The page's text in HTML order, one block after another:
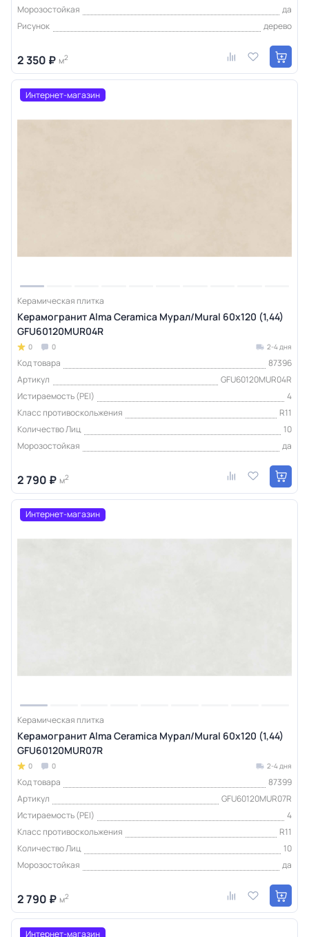
Морозостойкая
да
Рисунок
дерево
2 350 ₽ м2
Интернет-магазин
Керамическая плитка
Керамогранит Alma Ceramica Мурал/Mural 60х120 (1,44)
GFU60120MUR04R
0 0 2-4 дня
Код товара
87396
Артикул
GFU60120MUR04R
Истираемость (PEI)
4
Класс противоскольжения
R11
Количество Лиц
10
Морозостойкая
да
2 790 ₽ м2
Интернет-магазин
Керамическая плитка
Керамогранит Alma Ceramica Мурал/Mural 60х120 (1,44)
GFU60120MUR07R
0 0 2-4 дня
Код товара
87399
Артикул
GFU60120MUR07R
Истираемость (PEI)
4
Класс противоскольжения
R11
Количество Лиц
10
Морозостойкая
да
2 790 ₽ м2
Интернет-магазин